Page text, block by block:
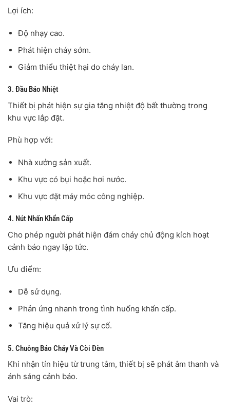
Lợi ích:
Độ nhạy cao.
Phát hiện cháy sớm.
Giảm thiểu thiệt hại do cháy lan.
3. Đầu Báo Nhiệt
Thiết bị phát hiện sự gia tăng nhiệt độ bất thường trong
khu vực lắp đặt.
Phù hợp với:
Nhà xưởng sản xuất.
Khu vực có bụi hoặc hơi nước.
Khu vực đặt máy móc công nghiệp.
4. Nút Nhấn Khẩn Cấp
Cho phép người phát hiện đám cháy chủ động kích hoạt
cảnh báo ngay lập tức.
Ưu điểm:
Dễ sử dụng.
Phản ứng nhanh trong tình huống khẩn cấp.
Tăng hiệu quả xử lý sự cố.
5. Chuông Báo Cháy Và Còi Đèn
Khi nhận tín hiệu từ trung tâm, thiết bị sẽ phát âm thanh và
ánh sáng cảnh báo.
Vai trò: